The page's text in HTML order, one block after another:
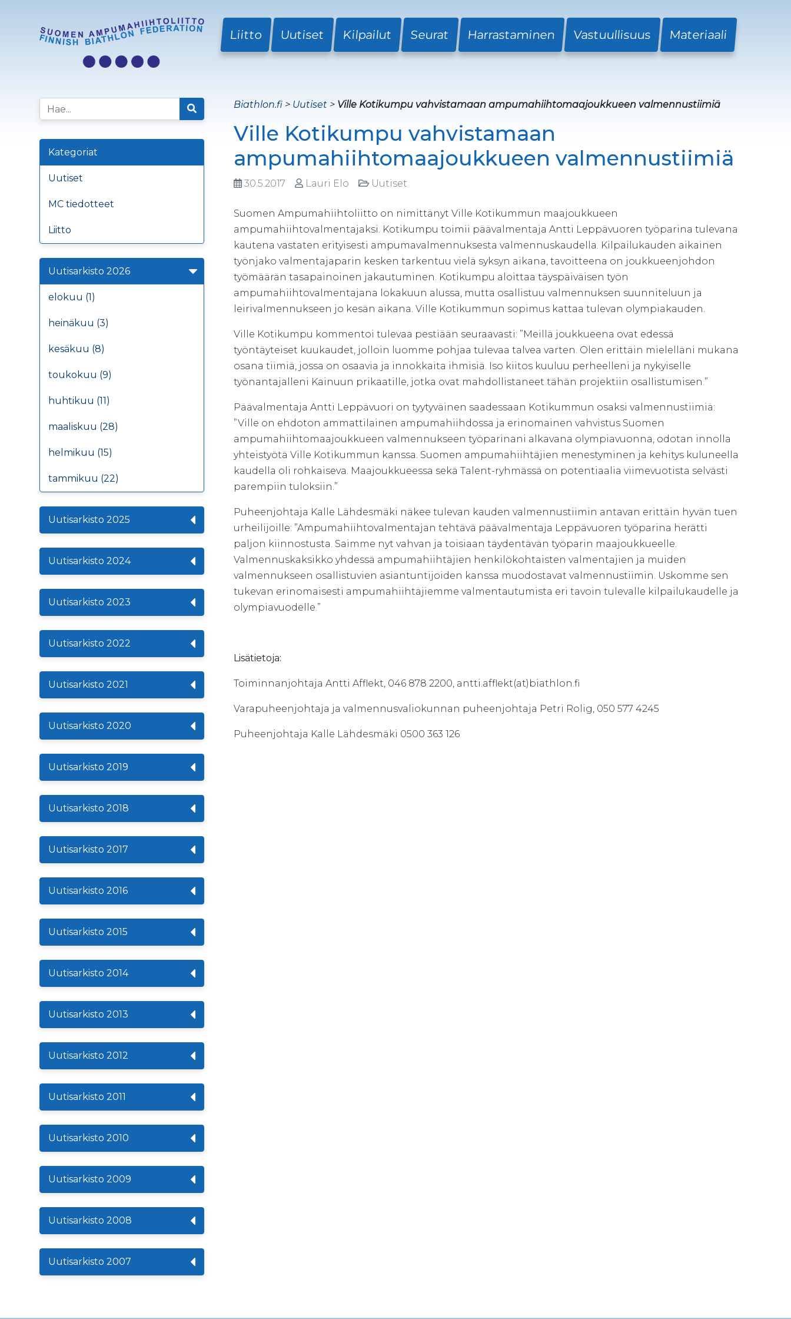
Liitto Uutiset Kilpailut Seurat Harrastaminen Vastuullisuus Materiaali
Kategoriat
Uutiset
MC tiedotteet
Liitto
Uutisarkisto 2026
elokuu (1)
heinäkuu (3)
kesäkuu (8)
toukokuu (9)
huhtikuu (11)
maaliskuu (28)
helmikuu (15)
tammikuu (22)
Uutisarkisto 2025
Uutisarkisto 2024
Uutisarkisto 2023
Uutisarkisto 2022
Uutisarkisto 2021
Uutisarkisto 2020
Uutisarkisto 2019
Uutisarkisto 2018
Uutisarkisto 2017
Uutisarkisto 2016
Uutisarkisto 2015
Uutisarkisto 2014
Uutisarkisto 2013
Uutisarkisto 2012
Uutisarkisto 2011
Uutisarkisto 2010
Uutisarkisto 2009
Uutisarkisto 2008
Uutisarkisto 2007
Biathlon.fi > Uutiset > Ville Kotikumpu vahvistamaan ampumahiihtomaajoukkueen valmennustiimiä
Ville Kotikumpu vahvistamaan
ampumahiihtomaajoukkueen valmennustiimiä
30.5.2017 Lauri Elo Uutiset
Suomen Ampumahiihtoliitto on nimittänyt Ville Kotikummun maajoukkueen
ampumahiihtovalmentajaksi. Kotikumpu toimii päävalmentaja Antti Leppävuoren työparina tulevana
kautena vastaten erityisesti ampumavalmennuksesta valmennuskaudella. Kilpailukauden aikainen
työnjako valmentajaparin kesken tarkentuu vielä syksyn aikana, tavoitteena on joukkueenjohdon
työmäärän tasapainoinen jakautuminen. Kotikumpu aloittaa täyspäiväisen työn
ampumahiihtovalmentajana lokakuun alussa, mutta osallistuu valmennuksen suunniteluun ja
leirivalmennukseen jo kesän aikana. Ville Kotikummun sopimus kattaa tulevan olympiakauden.
Ville Kotikumpu kommentoi tulevaa pestiään seuraavasti: ”Meillä joukkueena ovat edessä
työntäyteiset kuukaudet, jolloin luomme pohjaa tulevaa talvea varten. Olen erittäin mielelläni mukana
osana tiimiä, jossa on osaavia ja innokkaita ihmisiä. Iso kiitos kuuluu perheelleni ja nykyiselle
työnantajalleni Kainuun prikaatille, jotka ovat mahdollistaneet tähän projektiin osallistumisen.”
Päävalmentaja Antti Leppävuori on tyytyväinen saadessaan Kotikummun osaksi valmennustiimiä:
”Ville on ehdoton ammattilainen ampumahiihdossa ja erinomainen vahvistus Suomen
ampumahiihtomaajoukkueen valmennukseen työparinani alkavana olympiavuonna, odotan innolla
yhteistyötä Ville Kotikummun kanssa. Suomen ampumahiihtäjien menestyminen ja kehitys kuluneella
kaudella oli rohkaiseva. Maajoukkueessa sekä Talent-ryhmässä on potentiaalia viimevuotista selvästi
parempiin tuloksiin.”
Puheenjohtaja Kalle Lähdesmäki näkee tulevan kauden valmennustiimin antavan erittäin hyvän tuen
urheilijoille: ”Ampumahiihtovalmentajan tehtävä päävalmentaja Leppävuoren työparina herätti
paljon kiinnostusta. Saimme nyt vahvan ja toisiaan täydentävän työparin maajoukkueelle.
Valmennuskaksikko yhdessä ampumahiihtäjien henkilökohtaisten valmentajien ja muiden
valmennukseen osallistuvien asiantuntijoiden kanssa muodostavat valmennustiimin. Uskomme sen
tukevan erinomaisesti ampumahiihtäjiemme valmentautumista eri tavoin tulevalle kilpailukaudelle ja
olympiavuodelle.”
Lisätietoja:
Toiminnanjohtaja Antti Afflekt, 046 878 2200, antti.afflekt(at)biathlon.fi
Varapuheenjohtaja ja valmennusvaliokunnan puheenjohtaja Petri Rolig, 050 577 4245
Puheenjohtaja Kalle Lähdesmäki 0500 363 126